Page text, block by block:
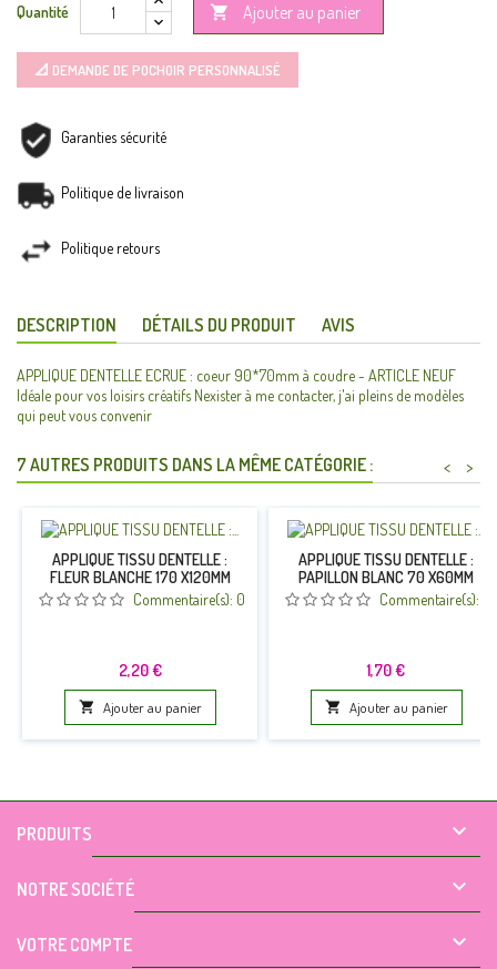
Quantité  Ajouter au panier
📐 DEMANDE DE POCHOIR PERSONNALISÉ
Garanties sécurité
Politique de livraison
Politique retours
DESCRIPTION DÉTAILS DU PRODUIT AVIS
APPLIQUE DENTELLE ECRUE : coeur 90*70mm à coudre - ARTICLE NEUF
Idéale pour vos loisirs créatifs Nexister à me contacter, j'ai pleins de modèles
qui peut vous convenir
7 AUTRES PRODUITS DANS LA MÊME CATÉGORIE : >
<
APPLIQUE TISSU DENTELLE :
FLEUR BLANCHE 170 X120MM
Commentaire(s): 0
Prix
2,20 €
 Ajouter au panier
APPLIQUE TISSU DENTELLE :
PAPILLON BLANC 70 X60MM
Commentaire(s):
Prix
1,70 €
 Ajouter au panier
PRODUITS 
NOTRE SOCIÉTÉ 
VOTRE COMPTE 